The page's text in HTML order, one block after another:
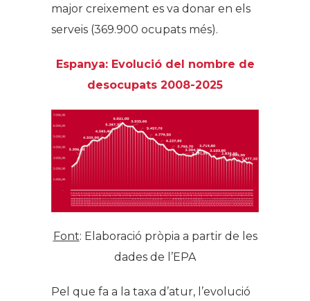
major creixement es va donar en els
serveis (369.900 ocupats més).
Espanya: Evolució del nombre de
desocupats 2008-2025
Font: Elaboració pròpia a partir de les
dades de l’EPA
Pel que fa a la taxa d’atur, l’evolució